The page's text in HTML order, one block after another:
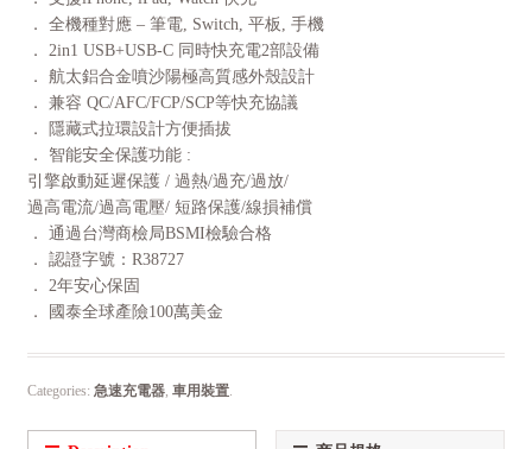
． 全機種對應 – 筆電, Switch, 平板, 手機
． 2in1 USB+USB-C 同時快充電2部設備
． 航太鋁合金噴沙陽極高質感外殼設計
． 兼容 QC/AFC/FCP/SCP等快充協議
． 隱藏式拉環設計方便插拔
． 智能安全保護功能 :
引擎啟動延遲保護 / 過熱/過充/過放/
過高電流/過高電壓/ 短路保護/線損補償
． 通過台灣商檢局BSMI檢驗合格
． 認證字號：R38727
． 2年安心保固
． 國泰全球產險100萬美金
Categories: 急速充電器, 車用裝置.